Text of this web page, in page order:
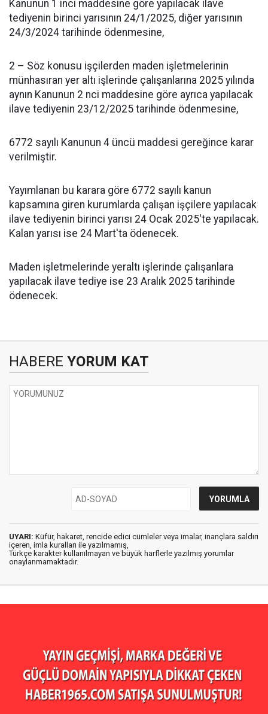
Kanunun 1 inci maddesine göre yapılacak ilave
tediyenin birinci yarısının 24/1/2025, diğer yarısının
24/3/2024 tarihinde ödenmesine,
2 – Söz konusu işçilerden maden işletmelerinin
münhasıran yer altı işlerinde çalışanlarına 2025 yılında
aynın Kanunun 2 nci maddesine göre ayrıca yapılacak
ilave tediyenin 23/12/2025 tarihinde ödenmesine,
6772 sayılı Kanunun 4 üncü maddesi gereğince karar
verilmiştir.
Yayımlanan bu karara göre 6772 sayılı kanun
kapsamına giren kurumlarda çalışan işçilere yapılacak
ilave tediyenin birinci yarısı 24 Ocak 2025'te yapılacak.
Kalan yarısı ise 24 Mart'ta ödenecek.
Maden işletmelerinde yeraltı işlerinde çalışanlara
yapılacak ilave tediye ise 23 Aralık 2025 tarihinde
ödenecek.
HABERE YORUM KAT
UYARI: Küfür, hakaret, rencide edici cümleler veya imalar, inançlara saldırı
içeren, imla kuralları ile yazılmamış,
Türkçe karakter kullanılmayan ve büyük harflerle yazılmış yorumlar
onaylanmamaktadır.